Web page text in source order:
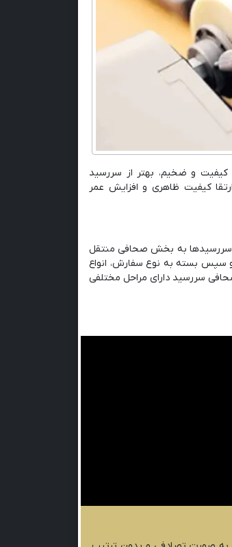
و ضخیم، بهتر از سررسید
کیفیت ظاهری و افزایش عمر
سررسیدها به بخش صحافی منتقل
سپس بسته به نوع سفارش، انواع
سررسید دارای مراحل مختلفی